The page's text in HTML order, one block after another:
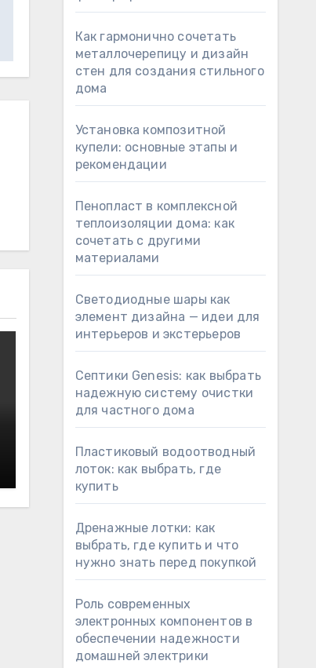
Как гармонично сочетать
металлочерепицу и дизайн
стен для создания стильного
дома
Установка композитной
купели: основные этапы и
рекомендации
Пенопласт в комплексной
теплоизоляции дома: как
сочетать с другими
материалами
Светодиодные шары как
элемент дизайна — идеи для
интерьеров и экстерьеров
Септики Genesis: как выбрать
надежную систему очистки
для частного дома
Пластиковый водоотводный
лоток: как выбрать, где
купить
Дренажные лотки: как
выбрать, где купить и что
нужно знать перед покупкой
Роль современных
электронных компонентов в
обеспечении надежности
домашней электрики